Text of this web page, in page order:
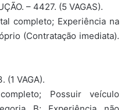
– 4427. (5 VAGAS).
completo; Experiência na
(Contratação imediata).
(1 VAGA).
Possuir veículo